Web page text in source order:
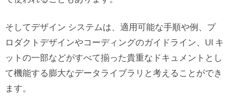
例７：IBM のカーボンデザインシステ
ム
IBM の デザインシステム の特徴
例８：Mailchimp のデザインシステム
そしてデザイン システムは、適用可能な手順や例、プ
ロダクトデザインやコーディングのガイドライン、UI キ
ットの一部などがすべて揃った貴重なドキュメントとし
て機能する膨大なデータライブラリと考えることができ
ます。